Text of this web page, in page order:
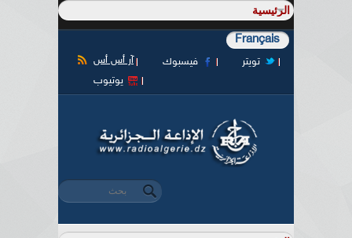
Français
آر أس أس فيسبوك
تويتر
يوتيوب
استمارة البحث
‏بحث ‏